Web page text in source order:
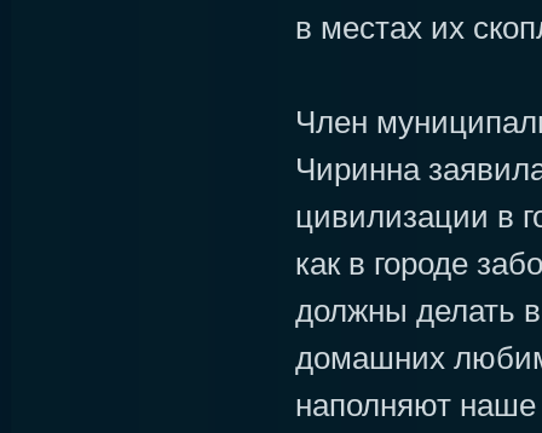
в местах их
Член
Чиринна
цивилизации в
как в городе
должны делать
домашних
наполняют